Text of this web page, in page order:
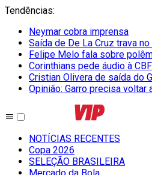
Tendências:
Neymar cobra imprensa
Saída de De La Cruz trava no
Felipe Melo fala sobre
Corinthians pede áudio à CBF
Cristian Olivera de saída do
Opinião: Garro precisa voltar
NOTÍCIAS RECENTES
Copa 2026
SELEÇÃO BRASILEIRA